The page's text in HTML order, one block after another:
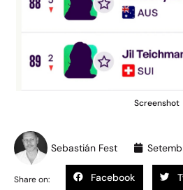
Screenshot
Sebastián Fest
Share on: Facebook